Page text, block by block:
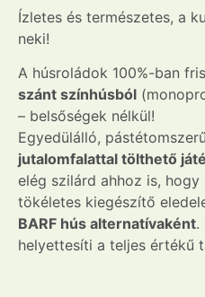
Ízletes és természetes, a
neki!
A húsroládok 100%-ban
szánt színhúsból
– belsőségek nélkül!
Egyedülálló,
jutalomfalattal tölthető
elég szilárd ahhoz is,
tökéletes kiegészítő
BARF hús alternatívaként.
helyettesíti a teljes értékű